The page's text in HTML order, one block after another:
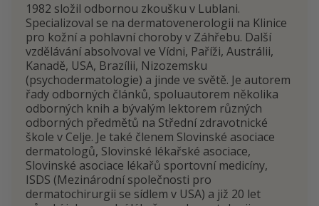
1982 složil odbornou zkoušku v Lublani.
Specializoval se na dermatovenerologii na Klinice
pro kožní a pohlavní choroby v Záhřebu. Další
vzdělávání absolvoval ve Vídni, Paříži, Austrálii,
Kanadě, USA, Brazílii, Nizozemsku
(psychodermatologie) a jinde ve světě. Je autorem
řady odborných článků, spoluautorem několika
odborných knih a bývalým lektorem různých
odborných předmětů na Střední zdravotnické
škole v Celje. Je také členem Slovinské asociace
dermatologů, Slovinské lékařské asociace,
Slovinské asociace lékařů sportovní medicíny,
ISDS (Mezinárodní společnosti pro
dermatochirurgii se sídlem v USA) a již 20 let